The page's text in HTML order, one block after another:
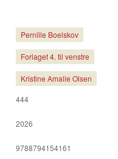
Pernille Boelskov
Forlaget 4. til venstre
Kristine Amalie Olsen
444
2026
9788794154161